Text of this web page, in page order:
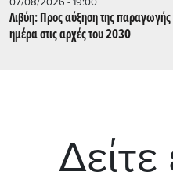
Λιβύη: Προς αύξηση της παραγωγής
ημέρα στις αρχές του 2030
Δείτε